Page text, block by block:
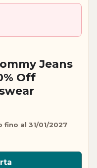
Jeans
Off
fino al 31/01/2027